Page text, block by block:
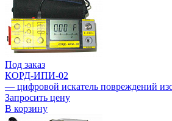
Под заказ
КОРД-ИПИ-02
— цифровой искатель повреждений
Запросить цену
В корзину